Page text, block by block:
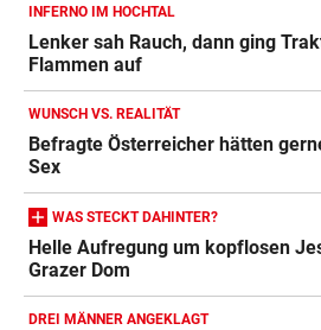
MYSTERIÖSE „GRAFFITIS“ vor
Zugezogener Linksextremer
Schmierfink entlarvt
INFERNO IM HOCHTAL
Lenker sah Rauch, dann ging
Flammen auf
WUNSCH VS. REALITÄT
Befragte Österreicher hätten
Sex
WAS STECKT DAHINTER?
Helle Aufregung um kopflosen
Grazer Dom
DREI MÄNNER ANGEKLAGT